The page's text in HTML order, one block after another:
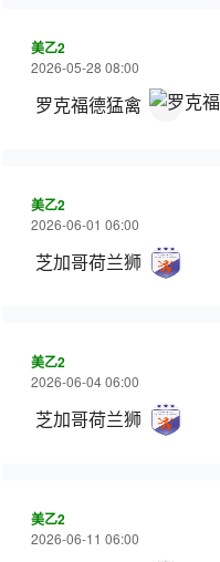
美乙2
2026-05-28 08:00
罗克福德猛禽
美乙2
2026-06-01 06:00
芝加哥荷兰狮
美乙2
2026-06-04 06:00
芝加哥荷兰狮
美乙2
2026-06-11 06:00